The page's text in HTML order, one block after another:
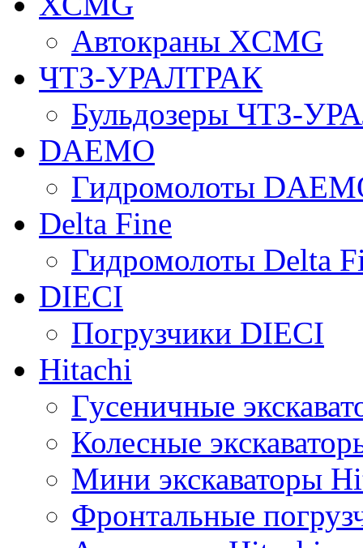
Автокраны XCMG
ЧТЗ-УРАЛТРАК
Бульдозеры ЧТЗ-
DAEMO
Гидромолоты
Delta Fine
Гидромолоты Delta
DIECI
Погрузчики DIECI
Hitachi
Гусеничные
Колесные
Мини экскаваторы
Фронтальные